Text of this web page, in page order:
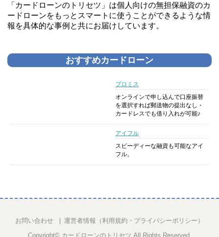
「カードローンのトリセツ」は個人向けの無担保融資のカ
ードローンをもっとスマートに使うことができるような情
報を具体的な事例と共にお届けしています。
おすすめカードローン
プロミス
オンラインで申し込んで口座振替
を選択すれば郵送物の提出なし・
カードレスでも借り入れが可能♪
アイフル
スピーディーな融資も可能なアイ
フル。
お問い合わせ
運営者情報（利用規約・プライバシーポリシー）
Copyright© カードローンのトリセツ All Rights Reserved.